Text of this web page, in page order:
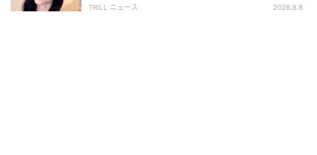
TRILL ニュース 2026.8.8